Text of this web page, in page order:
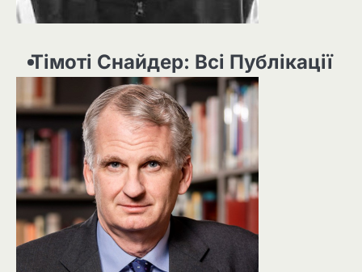
Тімоті Снайдер: Всі Публікації